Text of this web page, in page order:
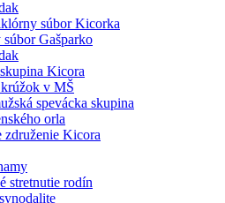
súbor Kicorka
Gašparko
Kicora
v MŠ
spevácka skupina
orla
združenie Kicora
stretnutie rodín